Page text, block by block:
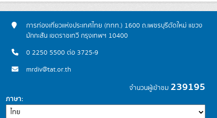
การท่องเที่ยวแห่งประเทศไทย (ททท.) 1600 ถ.เพชรบุรีตัดใหม่ แขวง
มักกะสัน เขตราชเทวี กรุงเทพฯ 10400
0 2250 5500 ต่อ 3725-9
mrdiv@tat.or.th
จำนวนผู้เข้าชม 239195
ภาษา